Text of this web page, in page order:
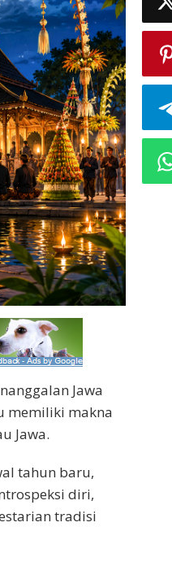
Jawa
memiliki makna
Jawa.
tahun baru,
diri,
tradisi